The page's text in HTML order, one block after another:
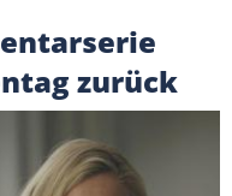
zurück